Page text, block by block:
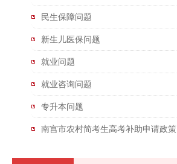
民生保障问题
新生儿医保问题
就业问题
就业咨询问题
专升本问题
南宫市农村简考生高考补助申请政策